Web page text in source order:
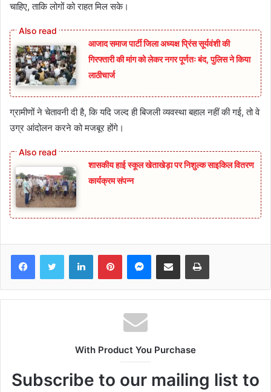
चाहिए, ताकि लोगों को राहत मिल सके।
आजाद समाज पार्टी जिला अध्यक्ष प्रिंस सूर्यवंशी की
गिरफ्तारी की मांग को लेकर नगर पूर्णतः बंद, पुलिस ने किया
लाठीचार्ज
ग्रामीणों ने चेतावनी दी है, कि यदि जल्द ही बिजली व्यवस्था बहाल नहीं की गई, तो वे
उग्र आंदोलन करने को मजबूर होंगे।
शासकीय हाई स्कूल खेताखेड़ा पर निशुल्क साइकिल वितरण
कार्यक्रम संपन्न
FacebookTwitter LinkedInPinterestMessenger
Share via Email Print
With Product You Purchase
Subscribe to our mailing list to